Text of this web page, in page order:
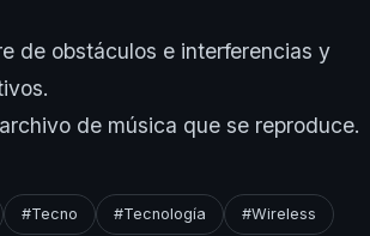
de obstáculos e interferencias y
de música que se reproduce.
#Tecno #Tecnología #Wireless